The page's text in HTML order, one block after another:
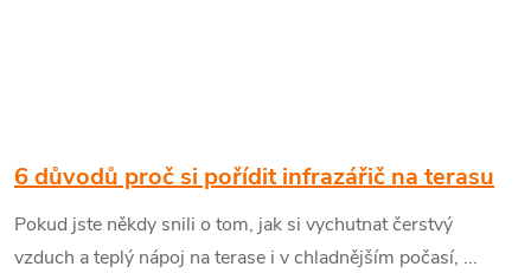
6 důvodů proč si pořídit infrazářič na terasu
Pokud jste někdy snili o tom, jak si vychutnat čerstvý
vzduch a teplý nápoj na terase i v chladnějším počasí, ...